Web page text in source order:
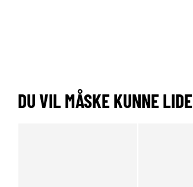
DU VIL MÅSKE KUNNE LIDE